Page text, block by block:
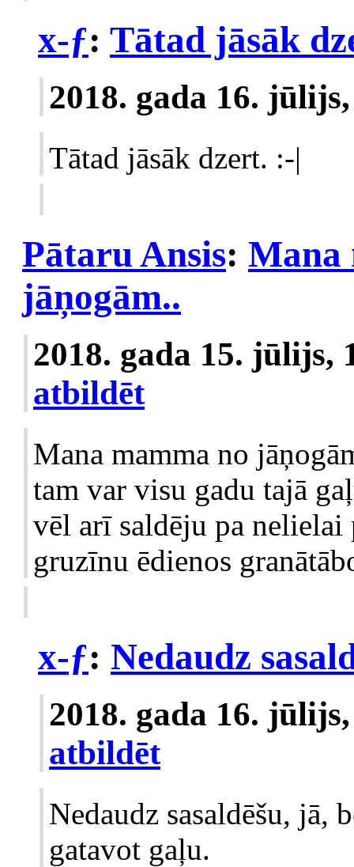
x-ƒ: Tātad jāsāk
2018. gada 16.
Tātad jāsāk dzert. :-|
Pātaru Ansis: Mana
jāņogām..
2018. gada 15. jūlijs,
atbildēt
Mana mamma no
tam var visu gadu tajā
vēl arī saldēju pa
gruzīnu ēdienos
x-ƒ: Nedaudz
2018. gada 16.
atbildēt
Nedaudz sasaldēšu, jā,
gatavot gaļu.